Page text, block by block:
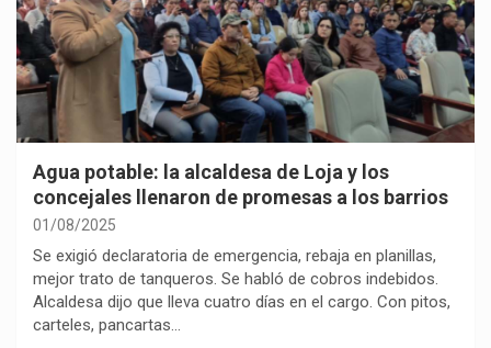
Agua potable: la alcaldesa de Loja y los
concejales llenaron de promesas a los barrios
01/08/2025
Se exigió declaratoria de emergencia, rebaja en planillas,
mejor trato de tanqueros. Se habló de cobros indebidos.
Alcaldesa dijo que lleva cuatro días en el cargo. Con pitos,
carteles, pancartas…